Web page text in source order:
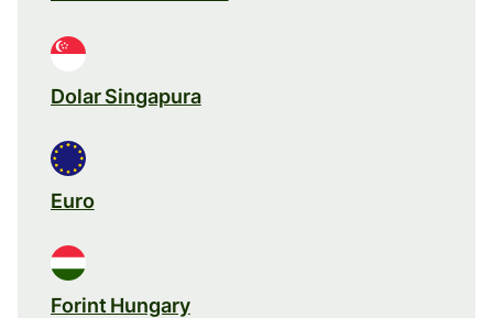
Dolar Singapura
Euro
Forint Hungary